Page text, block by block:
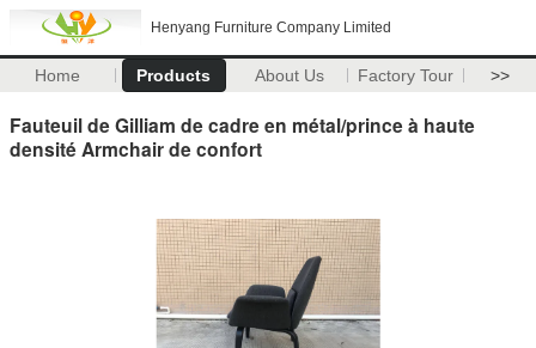
Henyang Furniture Company Limited
Home Products About Us Factory Tour >>
Fauteuil de Gilliam de cadre en métal/prince à haute
densité Armchair de confort